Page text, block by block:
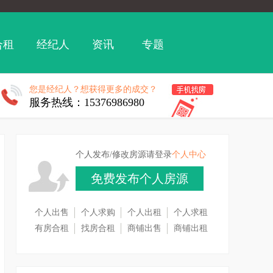
经纪人 资讯 专题
您是经纪人？想获得更多的成交？
服务热线：15376986980
个人发布/修改房源请登录个人中心
免费发布个人房源
个人出售 个人求购 个人出租
个人求租
有房合租
找房合租 商铺出售 商铺出租